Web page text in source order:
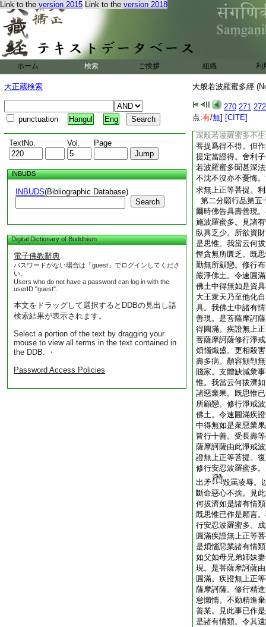
Link to the version 2015 Link to the version 2018
ホーム 検索 ご挨拶 組織 利
大正蔵検索
punctuation Hangul Eng
TextNo. Vol. Page
INBUDS
INBUDS(Bibliographic Database)
Search
Digital Dictionary of Buddhism
電子佛教辭典
パスワードがない場合は「guest」でログインしてくださ
い。
Users who do not have a password can log in with the
userID "guest".
本文をドラッグして選択するとDDBの見出し語
検索結果が表示されます。
Select a portion of the text by dragging your
mouse to view all terms in the text contained in
the DDB. ・
Password Access Policies
大般若波羅蜜多經
270 271 272
点:有/無] [CITE]
言。我所證法非如
所證法不可説故。
菩薩智慧深廣。修
進靜慮般若波羅蜜
利子言。於意云何
見此法性是可説不
告舍利子。諸菩薩
多所證法性亦復如
菩薩摩訶薩不作是
正等菩提已得受記
證無上正等菩提。
深般若波羅蜜多不
菩提爲得不得。但
提定當證得。舍利
若波羅蜜多聞甚深
不沈不沒亦不憂悔
求無上正等菩提。
第二分願行品第五
爾時佛告具壽善現
施波羅蜜多。見諸
臥具乏少。所欲資
是思惟。我當云何
慳貪無所匱乏。既
勤無所顧戀。修行
嚴淨佛土。令速圓
佛土中得無如是資
大王衆天乃至他化
具。我佛土中諸有
善現。是菩薩摩訶
得圓滿。疾證無上
菩薩摩訶薩修行淨
煩惱熾盛。更相殺
壽多病。顏容顦顇
賤家。支體缺減衆
惟。我當云何拔濟
諸惡業果。既思惟
所顧戀。修行淨戒
佛土。令速圓滿疾
中得無如是衆惡業
皆行十善。受長壽
薩摩訶薩由此淨戒
證無上正等菩提。
修行安忍波羅蜜多
出矛
毀罵凌辱。
斷命惡心不捨。見
何拔濟如是諸有情
既思惟已作是願言
行安忍波羅蜜多。
圓滿疾證無上正等
是煩惱惡業諸有情
如父如母兄弟姉妹
現。是菩薩摩訶薩
圓滿。疾證無上正
薩摩訶薩。修行精
怠懶惰。不勤精進
善業。見此事已作
是諸有情類。令其